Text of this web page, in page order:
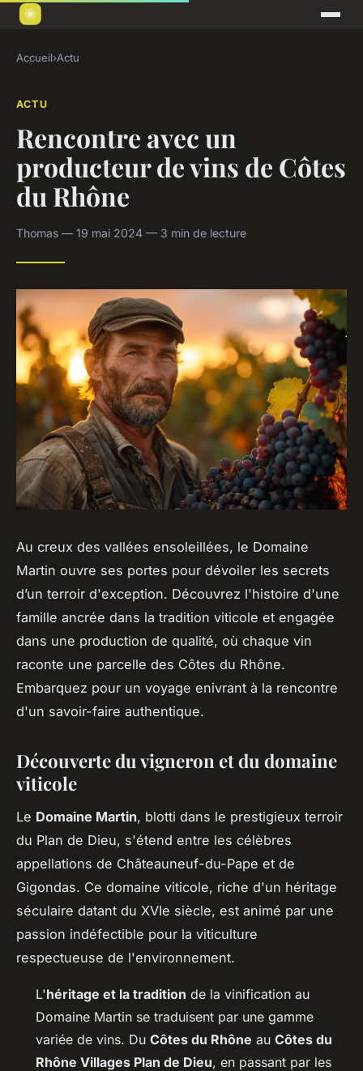
Accueil›Actu
ACTU
Rencontre avec un
producteur de vins de Côtes
du Rhône
Thomas — 19 mai 2024 — 3 min de lecture
Au creux des vallées ensoleillées, le Domaine
Martin ouvre ses portes pour dévoiler les secrets
d’un terroir d'exception. Découvrez l'histoire d'une
famille ancrée dans la tradition viticole et engagée
dans une production de qualité, où chaque vin
raconte une parcelle des Côtes du Rhône.
Embarquez pour un voyage enivrant à la rencontre
d'un savoir-faire authentique.
Découverte du vigneron et du domaine
viticole
Le Domaine Martin, blotti dans le prestigieux terroir
du Plan de Dieu, s'étend entre les célèbres
appellations de Châteauneuf-du-Pape et de
Gigondas. Ce domaine viticole, riche d'un héritage
séculaire datant du XVIe siècle, est animé par une
passion indéfectible pour la viticulture
respectueuse de l'environnement.
L'héritage et la tradition de la vinification au
Domaine Martin se traduisent par une gamme
variée de vins. Du Côtes du Rhône au Côtes du
Rhône Villages Plan de Dieu, en passant par les